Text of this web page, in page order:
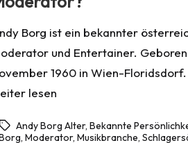
Borg ist ein bekannter
und Entertainer.
1960 in Wien-
lesen
Andy Borg Alter,Bekannte
,Moderator,Musikbranche,